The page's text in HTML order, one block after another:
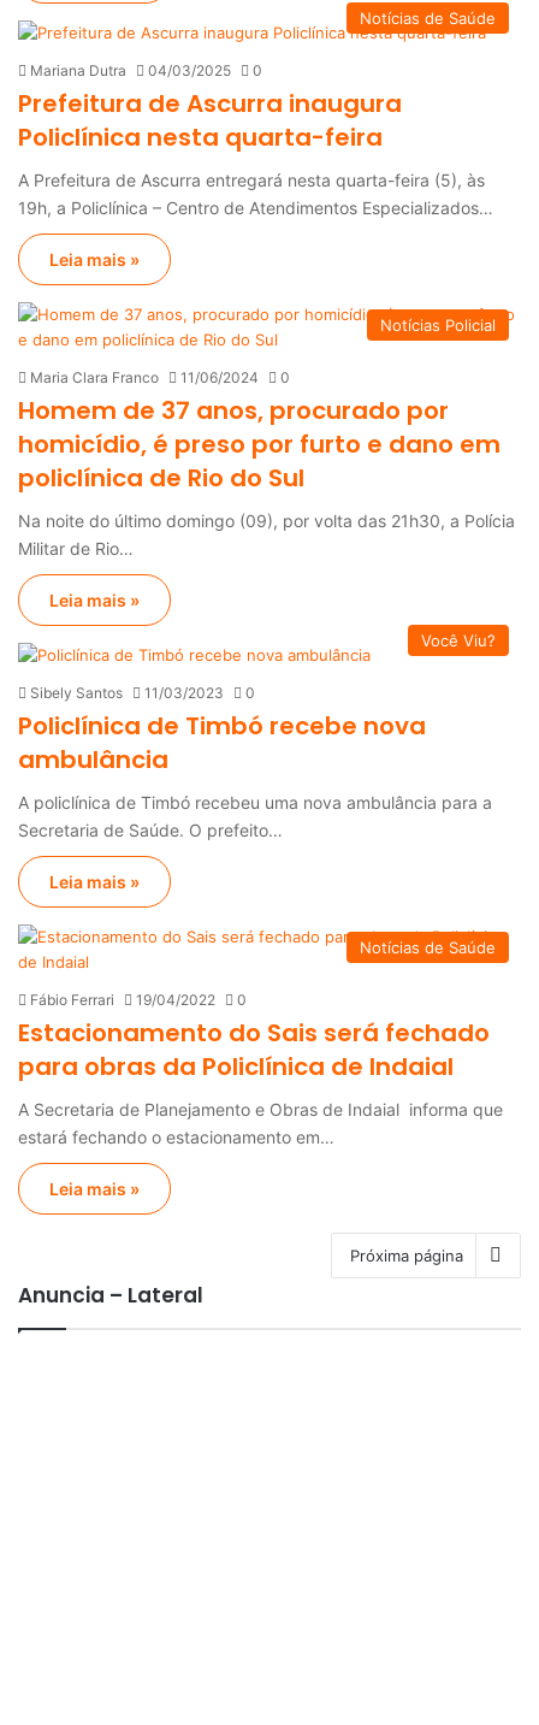
Notícias de Saúde
Mariana Dutra 04/03/2025 0
Prefeitura de Ascurra inaugura
Policlínica nesta quarta-feira
A Prefeitura de Ascurra entregará nesta quarta-feira (5), às
19h, a Policlínica – Centro de Atendimentos Especializados…
Leia mais »
Notícias Policial
Maria Clara Franco 11/06/2024 0
Homem de 37 anos, procurado por
homicídio, é preso por furto e dano em
policlínica de Rio do Sul
Na noite do último domingo (09), por volta das 21h30, a Polícia
Militar de Rio…
Leia mais »
Você Viu?
Sibely Santos 11/03/2023 0
Policlínica de Timbó recebe nova
ambulância
A policlínica de Timbó recebeu uma nova ambulância para a
Secretaria de Saúde. O prefeito…
Leia mais »
Notícias de Saúde
Fábio Ferrari 19/04/2022 0
Estacionamento do Sais será fechado
para obras da Policlínica de Indaial
A Secretaria de Planejamento e Obras de Indaial informa que
estará fechando o estacionamento em…
Leia mais »
Próxima página
Anuncia – Lateral